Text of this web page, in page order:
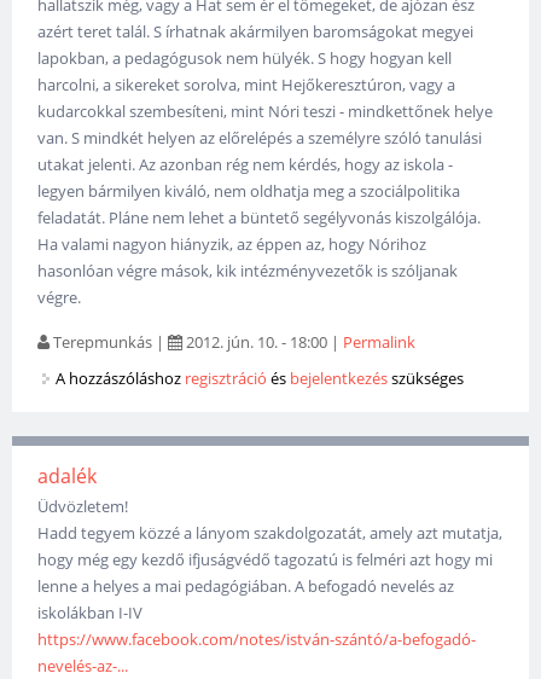
hallatszik még, vagy a Hat sem ér el tömegeket, de ajózan ész
azért teret talál. S írhatnak akármilyen baromságokat megyei
lapokban, a pedagógusok nem hülyék. S hogy hogyan kell
harcolni, a sikereket sorolva, mint Hejőkeresztúron, vagy a
kudarcokkal szembesíteni, mint Nóri teszi - mindkettőnek helye
van. S mindkét helyen az előrelépés a személyre szóló tanulási
utakat jelenti. Az azonban rég nem kérdés, hogy az iskola -
legyen bármilyen kiváló, nem oldhatja meg a szociálpolitika
feladatát. Pláne nem lehet a büntető segélyvonás kiszolgálója.
Ha valami nagyon hiányzik, az éppen az, hogy Nórihoz
hasonlóan végre mások, kik intézményvezetők is szóljanak
végre.
Terepmunkás | 2012. jún. 10. - 18:00 | Permalink
A hozzászóláshoz regisztráció és bejelentkezésszükséges
adalék
Üdvözletem!
Hadd tegyem közzé a lányom szakdolgozatát, amely azt mutatja,
hogy még egy kezdő ifjuságvédő tagozatú is felméri azt hogy mi
lenne a helyes a mai pedagógiában. A befogadó nevelés az
iskolákban I-IV
https://www.facebook.com/notes/istván-szántó/a-befogadó-
nevelés-az-...